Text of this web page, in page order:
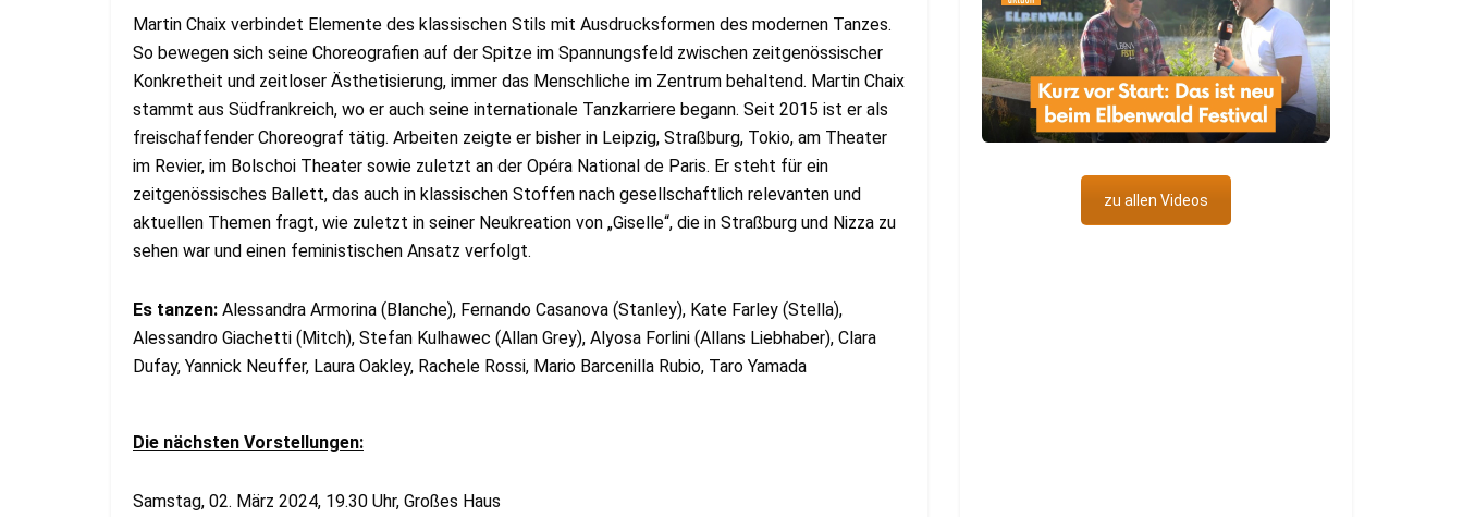
Martin Chaix verbindet Elemente des klassischen Stils mit Ausdrucksformen des modernen Tanzes.
So bewegen sich seine Choreografien auf der Spitze im Spannungsfeld zwischen zeitgenössischer
Konkretheit und zeitloser Ästhetisierung, immer das Menschliche im Zentrum behaltend. Martin Chaix
stammt aus Südfrankreich, wo er auch seine internationale Tanzkarriere begann. Seit 2015 ist er als
freischaffender Choreograf tätig. Arbeiten zeigte er bisher in Leipzig, Straßburg, Tokio, am Theater
im Revier, im Bolschoi Theater sowie zuletzt an der Opéra National de Paris. Er steht für ein
zeitgenössisches Ballett, das auch in klassischen Stoffen nach gesellschaftlich relevanten und
aktuellen Themen fragt, wie zuletzt in seiner Neukreation von „Giselle“, die in Straßburg und Nizza zu
sehen war und einen feministischen Ansatz verfolgt.
Es tanzen: Alessandra Armorina (Blanche), Fernando Casanova (Stanley), Kate Farley (Stella),
Alessandro Giachetti (Mitch), Stefan Kulhawec (Allan Grey), Alyosa Forlini (Allans Liebhaber), Clara
Dufay, Yannick Neuffer, Laura Oakley, Rachele Rossi, Mario Barcenilla Rubio, Taro Yamada
Die nächsten Vorstellungen:
Samstag, 02. März 2024, 19.30 Uhr, Großes Haus
zu allen Videos